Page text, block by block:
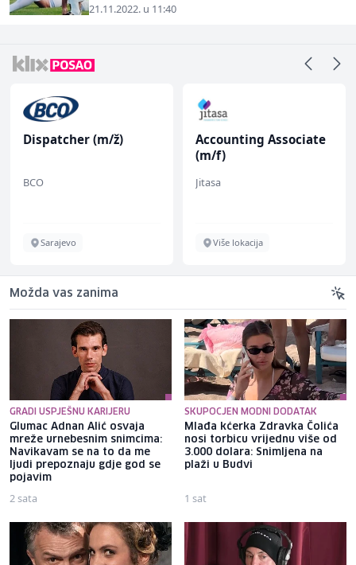
21.11.2022. u 11:40
Dispatcher (m/ž)
BCO
Sarajevo
Accounting Associate
(m/f)
Jitasa
Više lokacija
Možda vas zanima
GRADI USPJEŠNU KARIJERU
Glumac Adnan Alić osvaja
mreže urnebesnim snimcima:
Navikavam se na to da me
ljudi prepoznaju gdje god se
pojavim
2 sata
SKUPOCJEN MODNI DODATAK
Mlađa kćerka Zdravka Čolića
nosi torbicu vrijednu više od
3.000 dolara: Snimljena na
plaži u Budvi
1 sat